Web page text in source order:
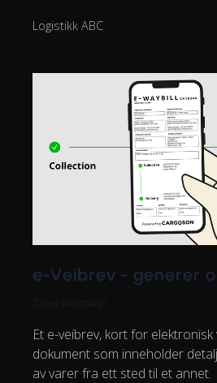
Logistikk ABC
e-Veibrev - generer
Tanel Vaarmann
Et e-veibrev, kort for
dokument som inneholder
av varer fra ett sted til et annet.